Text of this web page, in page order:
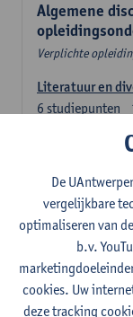
Algemene
Verplichte
Literatuur en
6 studiepunten
studiepunten
Lesgever(s):
Engels:
Engels:
De
vergelijkbare
optimaliseren van
b.v.
cookies. Uw
deze tracking